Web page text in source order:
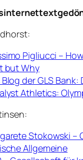
Pigliucci –
but Why
Blog der GLS
Athletics:
Stokowski –
Allgemeine